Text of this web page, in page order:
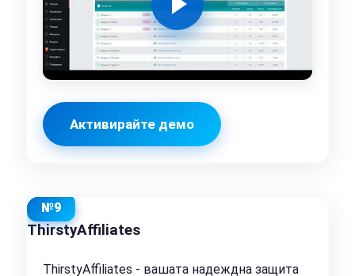
Активирайте демо
№9
ThirstyAffiliates
ThirstyAffiliates - вашата надеждна защита